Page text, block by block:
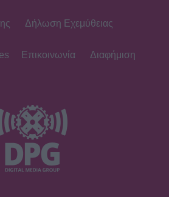
νέα σατιρική
όποιο φόβο
Δήλωση Εχεμύθειας
Επικοινωνία Διαφήμιση